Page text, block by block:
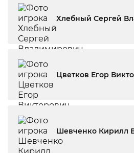
Хлебный Сергей
Цветков Егор
Шевченко Кирилл